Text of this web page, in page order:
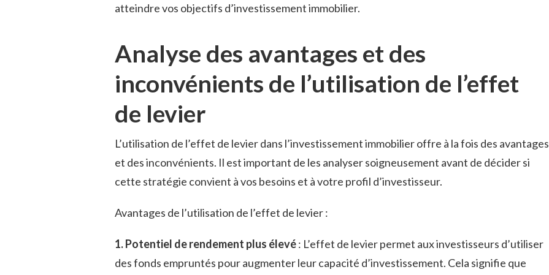
atteindre vos objectifs d’investissement immobilier.
Analyse⁣ des avantages et des
inconvénients de l’utilisation de l’effet‌
de ⁢levier
L’utilisation ⁤de l’effet de levier dans l’investissement immobilier offre à la ⁢fois des avantages
et des inconvénients. Il est important de les analyser soigneusement avant de décider si
‍cette stratégie convient à vos besoins et à votre profil d’investisseur.
Avantages de l’utilisation de l’effet de levier :
1. Potentiel ‌de⁤ rendement plus élevé: L’effet de levier permet aux investisseurs‌ d’utiliser
des‌ fonds empruntés pour augmenter leur⁤ capacité d’investissement. Cela signifie que